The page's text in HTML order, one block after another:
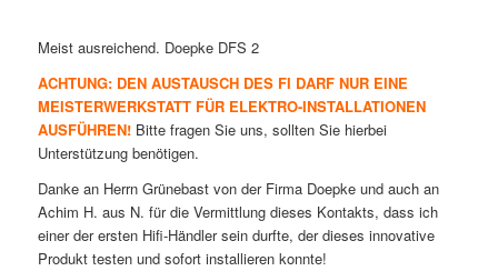
Meist ausreichend. Doepke DFS 2
ACHTUNG: DEN AUSTAUSCH DES FI DARF NUR EINE
MEISTERWERKSTATT FÜR ELEKTRO-INSTALLATIONEN
AUSFÜHREN!Bitte fragen Sie uns, sollten Sie hierbei
Unterstützung benötigen.
Danke an Herrn Grünebast von der Firma Doepke und auch an
Achim H. aus N. für die Vermittlung dieses Kontakts, dass ich
einer der ersten Hifi-Händler sein durfte, der dieses innovative
Produkt testen und sofort installieren konnte!